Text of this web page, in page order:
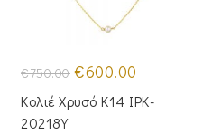
€750.00 Original
price
was:
€750.00.
€600.00
τιμή
είναι:
Κολιέ Χρυσό Κ14 IPK-
20218Y